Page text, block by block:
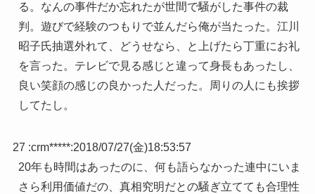
る。なんの事件だか忘れたが世間で騒がした事件の裁
判。遊びで経験のつもりで並んだら俺が当たった。江川
昭子氏抽選外れて、どうせなら、と上げたら丁重にお礼
を言った。テレビで見る感じと違って身長もあったし、
良い笑顔の感じの良かった人だった。周りの人にも挨拶
してたし。
27 :crm*****:2018/07/27(金)18:53:57
20年も時間はあったのに、何も語らなかった連中にいま
さら利用価値だの、真相究明だとの騒ぎ立てても合理性